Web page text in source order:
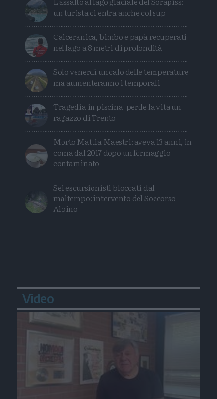
un turista ci entra anche col sup
Calceranica, bimbo e papà recuperati
nel lago a 8 metri di profondità
Solo venerdì un calo delle temperature
ma aumenteranno i temporali
Tragedia in piscina: perde la vita un
ragazzo di Trento
Morto Mattia Maestri: aveva 13 anni, in
coma dal 2017 dopo un formaggio
contaminato
Sei escursionisti bloccati dal
maltempo: intervento del Soccorso
Alpino
Video